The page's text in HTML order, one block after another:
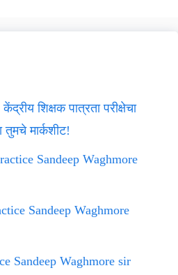
शिक्षक पात्रता परीक्षेचा
तुमचे मार्कशीट!
Sandeep Waghmore
Sandeep Waghmore
Sandeep Waghmore sir